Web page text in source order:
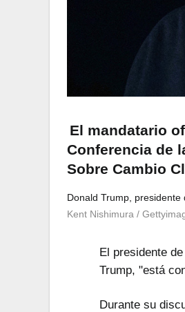
El mandatario
Conferencia de
Sobre Cambio
Donald Trump, presidente
Kent Nishimura /
El presidente
Trump, "está
Durante su